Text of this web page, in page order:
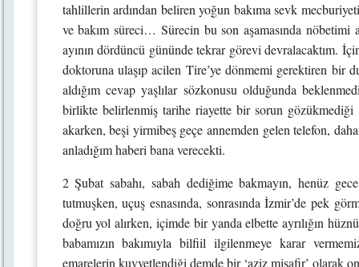
tahlillerin ardından beliren yoğun bakıma sevk
ve bakım süreci… Sürecin bu son aşamasında
ayının dördüncü gününde tekrar görevi devralacaktım.
doktoruna ulaşıp acilen Tire’ye dönmemi gerektiren bir
aldığım cevap yaşlılar sözkonusu olduğunda
birlikte belirlenmiş tarihe riayette bir sorun
akarken, beşi yirmibeş geçe annemden gelen telefon,
anladığım haberi bana verecekti.
2 Şubat sabahı, sabah dediğime bakmayın, henüz
tutmuşken, uçuş esnasında, sonrasında İzmir’de pek
doğru yol alırken, içimde bir yanda elbette ayrılığın
babamızın bakımıyla bilfiil ilgilenmeye karar
emarelerin kuvvetlendiği demde bir ‘aziz misafir’ olarak